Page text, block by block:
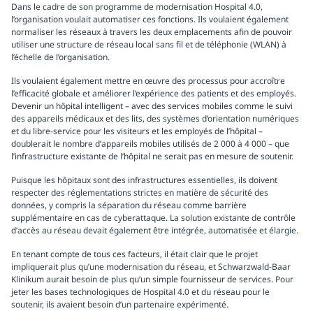
Dans le cadre de son programme de modernisation Hospital 4.0,
l’organisation voulait automatiser ces fonctions. Ils voulaient également
normaliser les réseaux à travers les deux emplacements afin de pouvoir
utiliser une structure de réseau local sans fil et de téléphonie (WLAN) à
l’échelle de l’organisation.
Ils voulaient également mettre en œuvre des processus pour accroître
l’efficacité globale et améliorer l’expérience des patients et des employés.
Devenir un hôpital intelligent – avec des services mobiles comme le suivi
des appareils médicaux et des lits, des systèmes d’orientation numériques
et du libre-service pour les visiteurs et les employés de l’hôpital –
doublerait le nombre d’appareils mobiles utilisés de 2 000 à 4 000 – que
l’infrastructure existante de l’hôpital ne serait pas en mesure de soutenir.
Puisque les hôpitaux sont des infrastructures essentielles, ils doivent
respecter des réglementations strictes en matière de sécurité des
données, y compris la séparation du réseau comme barrière
supplémentaire en cas de cyberattaque. La solution existante de contrôle
d’accès au réseau devait également être intégrée, automatisée et élargie.
En tenant compte de tous ces facteurs, il était clair que le projet
impliquerait plus qu’une modernisation du réseau, et Schwarzwald-Baar
Klinikum aurait besoin de plus qu’un simple fournisseur de services. Pour
jeter les bases technologiques de Hospital 4.0 et du réseau pour le
soutenir, ils avaient besoin d’un partenaire expérimenté.